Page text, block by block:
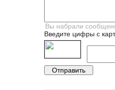
Введите цифры с